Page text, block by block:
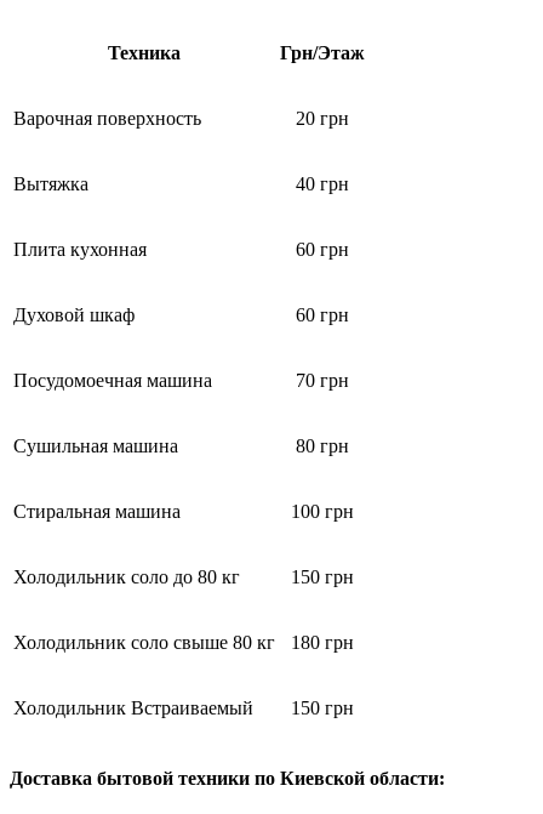
Техника Грн/Этаж
Варочная поверхность 20 грн
Вытяжка 40 грн
Плита кухонная 60 грн
Духовой шкаф 60 грн
Посудомоечная машина 70 грн
Сушильная машина 80 грн
Стиральная машина 100 грн
Холодильник соло до 80 кг 150 грн
Холодильник соло свыше 80 кг 180 грн
Холодильник Встраиваемый 150 грн
Доставка бытовой техники по Киевской области: